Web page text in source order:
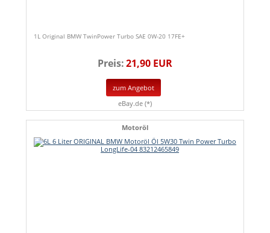
1L Original BMW TwinPower Turbo SAE 0W-20 17FE+
Preis:21,90 EUR
zum Angebot
eBay.de (*)
Motoröl